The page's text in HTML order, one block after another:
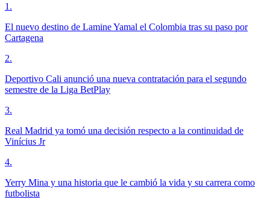
1 .
El nuevo destino de Lamine Yamal el Colombia tras su paso por
Cartagena
2.
Deportivo Cali anunció una nueva contratación para el segundo
semestre de la Liga BetPlay
3.
Real Madrid ya tomó una decisión respecto a la continuidad de
Vinícius Jr
4.
Yerry Mina y una historia que le cambió la vida y su carrera como
futbolista